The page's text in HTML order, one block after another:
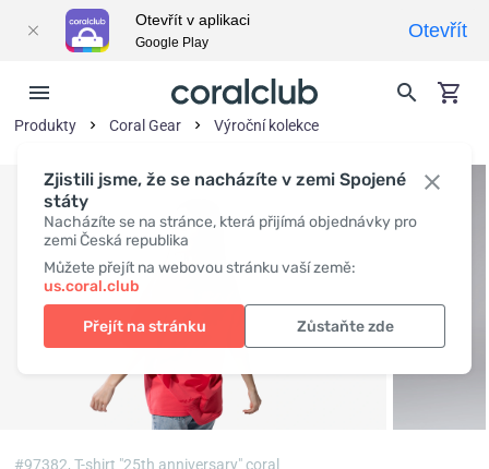
Zjistili jsme, že se nacházíte v zemi Spojené
státy
Nacházíte se na stránce, která přijímá objednávky pro
zemi Česká republika
Můžete přejít na webovou stránku vaší země:
us.coral.club
Přejít na stránku Zůstaňte zde
Produkty Coral Gear Výroční kolekce
#97382,T-shirt "25th anniversary" coral
Otevřít v aplikaci
Google Play
Otevřít